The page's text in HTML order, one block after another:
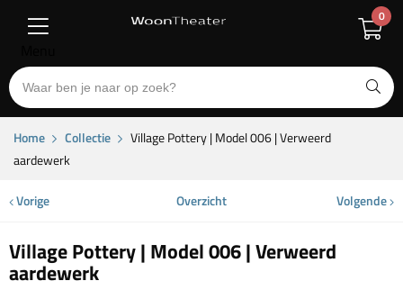
0
Home Collectie
Village Pottery | Model 006 | Verweerd
aardewerk
Vorige Overzicht Volgende
Village Pottery | Model 006 | Verweerd
aardewerk